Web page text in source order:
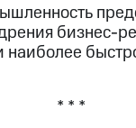
бизнес-
* * *